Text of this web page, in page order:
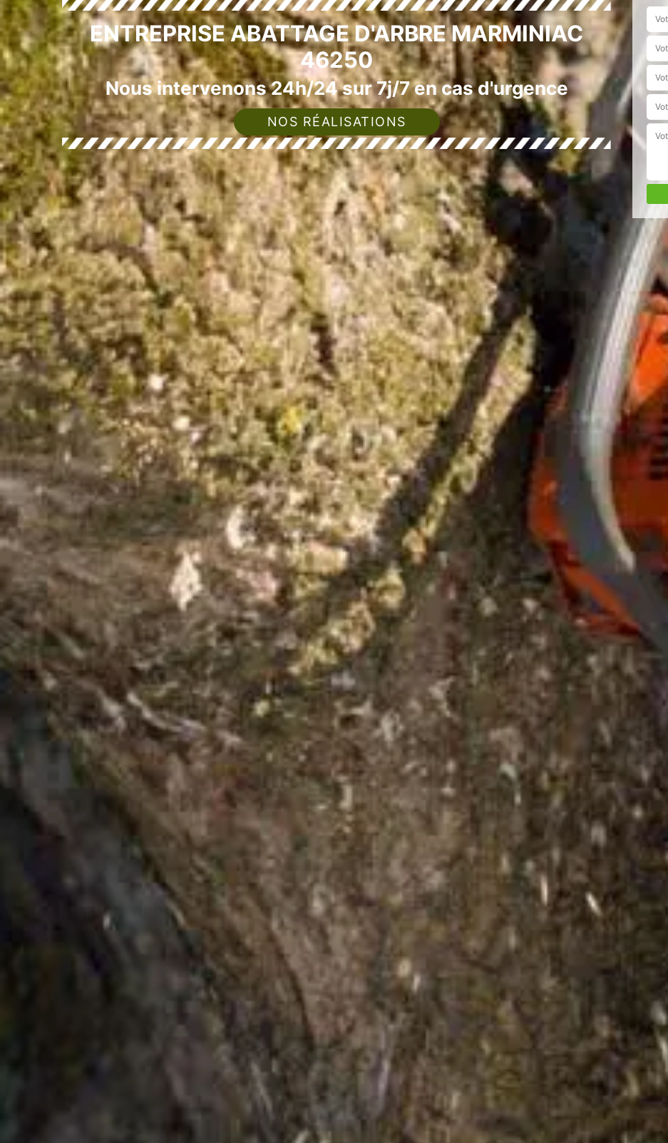
ENTREPRISE ABATTAGE D'ARBRE MARMINIAC
46250
Nous intervenons 24h/24 sur 7j/7 en cas d'urgence
NOS RÉALISATIONS